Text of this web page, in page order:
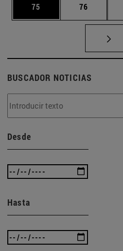
Página
75 Página
76
BUSCADOR NOTICIAS
Desde
Hasta